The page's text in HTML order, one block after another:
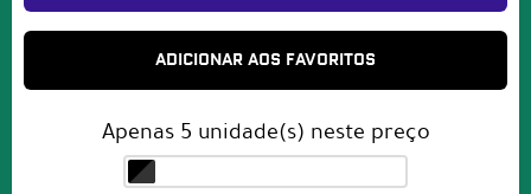
ADICIONAR AOS FAVORITOS
Apenas 5 unidade(s) neste preço